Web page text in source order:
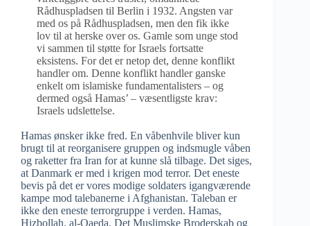
Rådhuspladsen til Berlin i 1932. Angsten var
med os på Rådhuspladsen, men den fik ikke
lov til at herske over os. Gamle som unge stod
vi sammen til støtte for Israels fortsatte
eksistens. For det er netop det, denne konflikt
handler om. Denne konflikt handler ganske
enkelt om islamiske fundamentalisters – og
dermed også Hamas’ – væsentligste krav:
Israels udslettelse.
Hamas ønsker ikke fred. En våbenhvile bliver kun
brugt til at reorganisere gruppen og indsmugle våben
og raketter fra Iran for at kunne slå tilbage. Det siges,
at Danmark er med i krigen mod terror. Det eneste
bevis på det er vores modige soldaters igangværende
kampe mod talebanerne i Afghanistan. Taleban er
ikke den eneste terrorgruppe i verden. Hamas,
Hizbollah, al-Qaeda, Det Muslimske Broderskab og